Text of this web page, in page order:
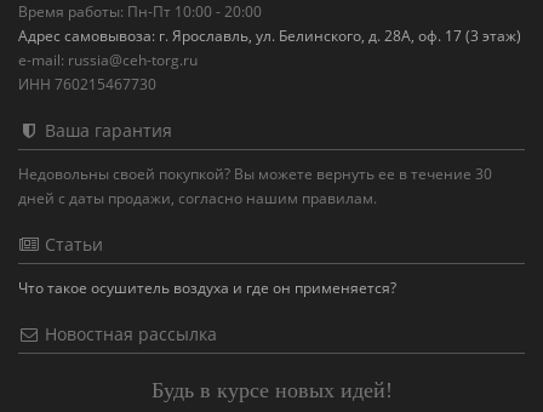
Время работы: Пн-Пт 10:00 - 20:00
Адрес самовывоза: г. Ярославль, ул. Белинского, д. 28А, оф. 17 (3 этаж)
e-mail: russia@ceh-torg.ru
ИНН 760215467730
Ваша гарантия
Недовольны своей покупкой? Вы можете вернуть ее в течение 30
дней с даты продажи, согласно нашим правилам.
Статьи
Что такое осушитель воздуха и где он применяется?
Новостная рассылка
Будь в курсе новых идей!